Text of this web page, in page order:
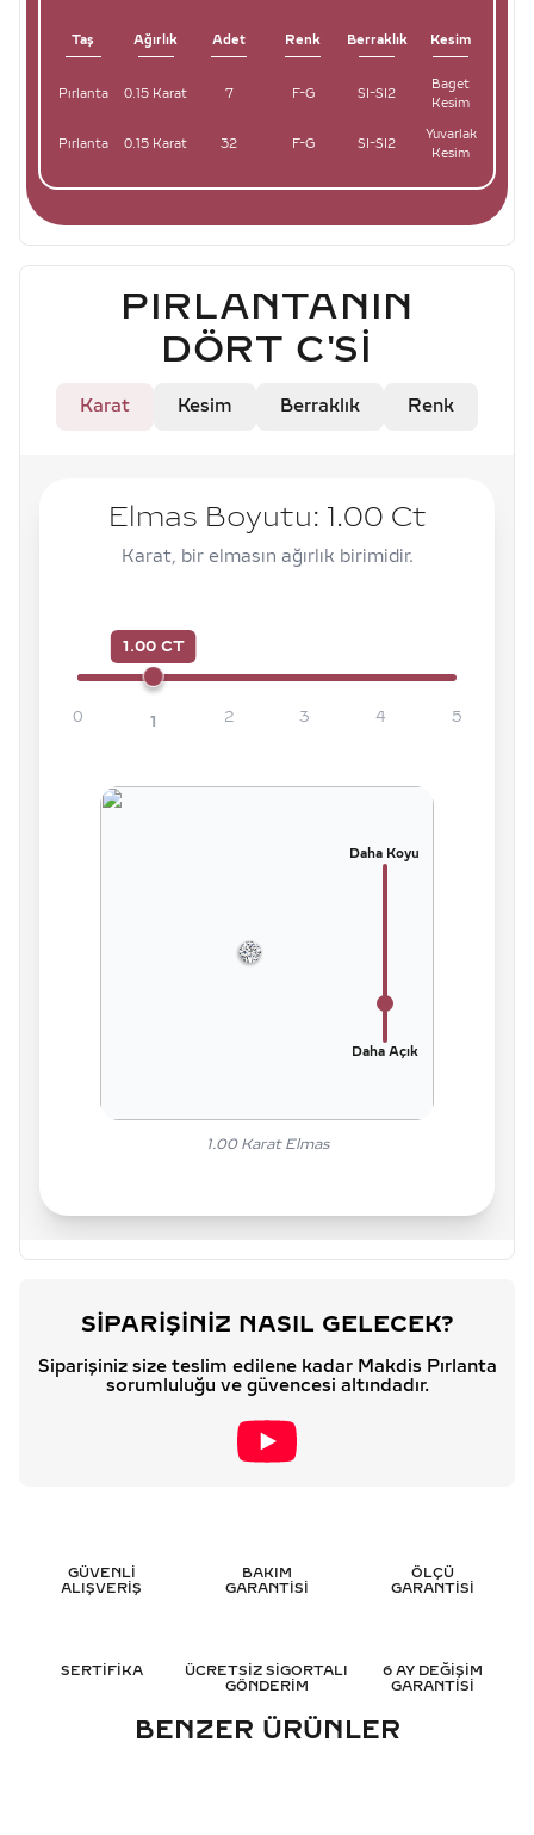
Taş Ağırlık Adet Renk Berraklık Kesim
Pırlanta 0.15 Karat 7 F-G SI-SI2
Baget
Kesim
Pırlanta 0.15 Karat 32 F-G SI-SI2
Yuvarlak
Kesim
PIRLANTANIN
DÖRT C'SI
Karat Kesim Berraklık Renk
Elmas Boyutu: 1.00 Ct
Karat, bir elmasın ağırlık birimidir.
1.00 CT
0 1 2 3 4 5
Daha Koyu
Daha Açık
1.00Karat Elmas
SIPARIŞINIZ NASIL GELECEK?
Siparişiniz size teslim edilene kadar Makdis Pırlanta
sorumluluğu ve güvencesi altındadır.
GÜVENLİ
ALIŞVERİŞ
BAKIM
GARANTİSİ
ÖLÇÜ
GARANTİSİ
SERTİFİKA
ÜCRETSİZ SİGORTALI
GÖNDERİM
6 AY DEĞİŞİM
GARANTİSİ
BENZER ÜRÜNLER